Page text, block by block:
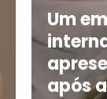
Um
após